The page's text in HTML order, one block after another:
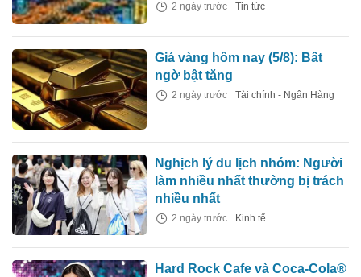
2 ngày trước Tin tức
Giá vàng hôm nay (5/8): Bất
ngờ bật tăng
2 ngày trước Tài chính - Ngân Hàng
Nghịch lý du lịch nhóm: Người
làm nhiều nhất thường bị trách
nhiều nhất
2 ngày trước Kinh tế
Hard Rock Cafe và Coca-Cola®